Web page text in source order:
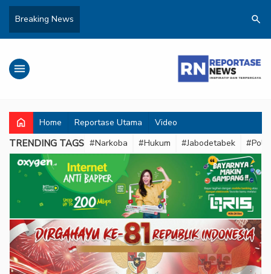
Breaking News search
menu
home Home Reportase Utama Video
TRENDING TAGS #Narkoba #Hukum #Jabodetabek